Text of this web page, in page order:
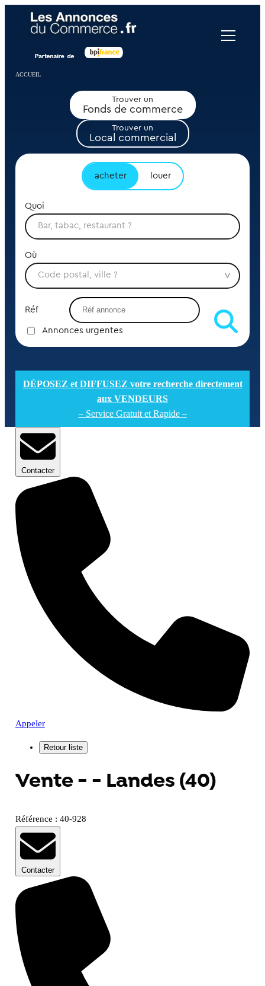
ACCUEIL
Trouver un
Fonds de commerce
Trouver un
Local commercial
acheter louer
Quoi
Où
Réf
Annonces urgentes
DÉPOSEZ et DIFFUSEZ votre recherche directement
aux VENDEURS
– Service Gratuit et Rapide –
Contacter
Appeler
Vente - - Landes (40)
Référence : 40-928
Contacter
Panneau de gestion des cookies